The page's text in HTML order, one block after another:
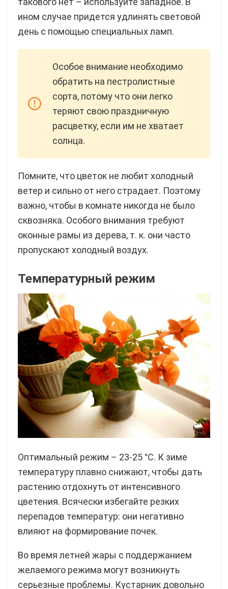
ином случае придется удлинять световой
день с помощью специальных ламп.
Особое внимание необходимо
обратить на пестролистные
сорта, потому что они легко
теряют свою праздничную
расцветку, если им не хватает
солнца.
Помните, что цветок не любит холодный
ветер и сильно от него страдает. Поэтому
важно, чтобы в комнате никогда не было
сквозняка. Особого внимания требуют
оконные рамы из дерева, т. к. они часто
пропускают холодный воздух.
Температурный режим
Оптимальный режим – 23-25 °C. К зиме
температуру плавно снижают, чтобы дать
растению отдохнуть от интенсивного
цветения. Всячески избегайте резких
перепадов температур: они негативно
влияют на формирование почек.
Во время летней жары с поддержанием
желаемого режима могут возникнуть
серьезные проблемы. Кустарник довольно